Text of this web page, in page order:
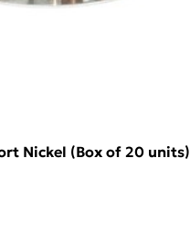
Nickel (Box of 20 units)